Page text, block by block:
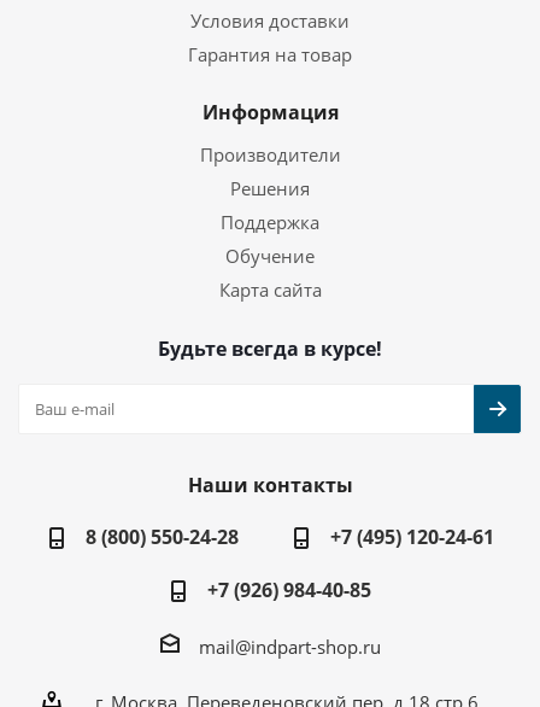
Условия доставки
Гарантия на товар
Информация
Производители
Решения
Поддержка
Обучение
Карта сайта
Будьте всегда в курсе!
Наши контакты
8 (800) 550-24-28
+7 (495) 120-24-61
+7 (926) 984-40-85
mail@indpart-shop.ru
г. Москва, Переведеновский пер, д.18 стр.6,